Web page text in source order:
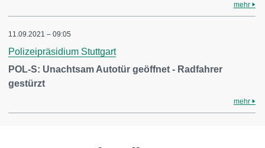
mehr
11.09.2021 – 09:05
Polizeipräsidium Stuttgart
POL-S: Unachtsam Autotür geöffnet - Radfahrer
gestürzt
mehr